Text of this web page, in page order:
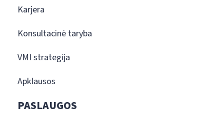
Karjera
Konsultacinė taryba
VMI strategija
Apklausos
PASLAUGOS